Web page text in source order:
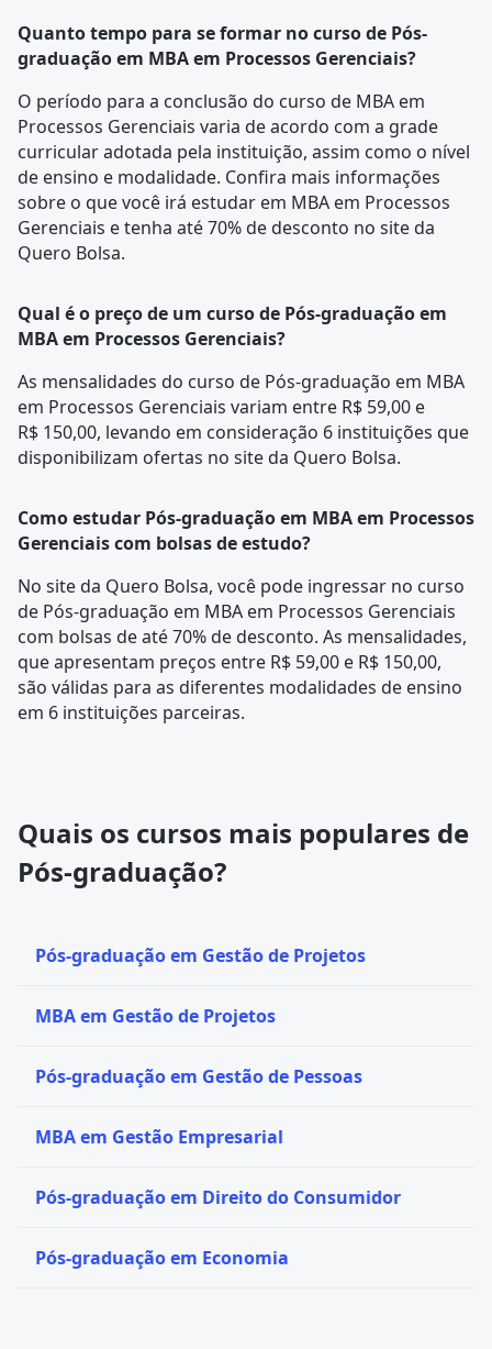
Quanto tempo para se formar no curso de Pós-
graduação em MBA em Processos Gerenciais?
O período para a conclusão do curso de MBA em
Processos Gerenciais varia de acordo com a grade
curricularadotada pela instituição, assim como o nível
de ensino e modalidade. Confira mais informações
sobre o que você irá estudar em MBA em Processos
Gerenciais e tenha até 70% de desconto no site da
Quero Bolsa.
Qual é o preço de um curso de Pós-graduação em
MBA em Processos Gerenciais?
As mensalidades do curso de Pós-graduação em MBA
em Processos Gerenciais variam entre R$ 59,00 e
R$ 150,00, levando em consideração 6 instituições que
disponibilizam ofertas no site da Quero Bolsa.
Como estudar Pós-graduação em MBA em Processos
Gerenciais com bolsas de estudo?
No site da Quero Bolsa, você pode ingressar no curso
de Pós-graduação em MBA em Processos Gerenciais
com bolsas de até 70% de desconto. As mensalidades,
que apresentam preços entre R$ 59,00 e R$ 150,00,
são válidas para as diferentes modalidades de ensino
em 6 instituições parceiras.
Quais os cursos mais populares de
Pós-graduação?
Pós-graduação em Gestão de Projetos
MBA em Gestão de Projetos
Pós-graduação em Gestão de Pessoas
MBA em Gestão Empresarial
Pós-graduação em Direito do Consumidor
Pós-graduação em Economia